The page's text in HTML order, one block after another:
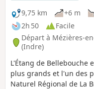
9,75 km
+6 m
2h 50
Facile
Départ à Mézières-
(Indre)
L'Étang de Bellebouche
plus grands et l'un des
Naturel Régional de La